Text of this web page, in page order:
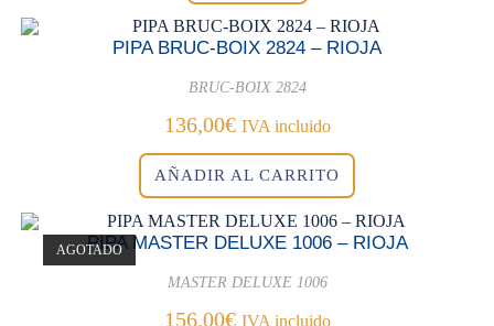
PIPA BRUC-BOIX 2824 – RIOJA
BRUC-BOIX 2824
136,00€ IVA incluido
AÑADIR AL CARRITO
AGOTADO
PIPA MASTER DELUXE 1006 – RIOJA
MASTER DELUXE 1006
156,00€ IVA incluido